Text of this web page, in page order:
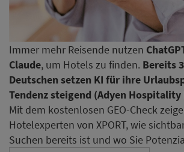
Immer mehr Reisende nutzen
Claude, um Hotels zu finden. Bereits
Deutschen setzen KI für ihre
Tendenz steigend (Adyen
Mit dem kostenlosen GEO-Check
Hotelexperten von XPORT, wie
Suchen bereits ist und wo Sie